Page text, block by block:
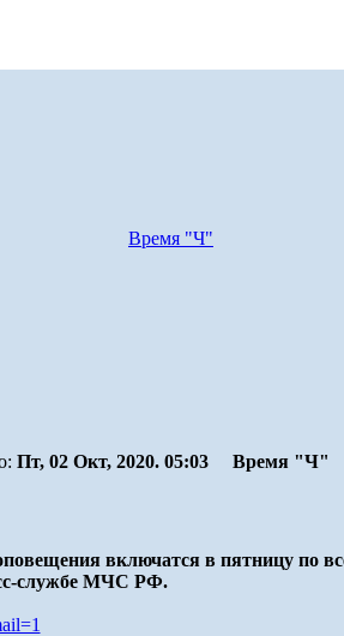
Время "Ч"
Пт, 02 Окт, 2020. 05:03 Время "Ч"
включатся в пятницу по
службе МЧС РФ.